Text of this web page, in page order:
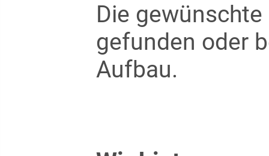
Die
gefunden oder
Aufbau.